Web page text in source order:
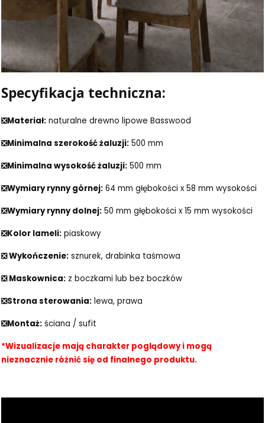
Specyfikacja techniczna:
❎Materiał: naturalne drewno lipowe Basswood
❎Minimalna szerokość żaluzji: 500 mm
❎Minimalna wysokość żaluzji: 500 mm
❎Wymiary rynny górnej: 64 mm głębokości x 58 mm wysokości
❎Wymiary rynny dolnej: 50 mm głębokości x 15 mm wysokości
❎Kolor lameli: piaskowy
❎ Wykończenie: sznurek, drabinka taśmowa
❎ Maskownica: z boczkami lub bez boczków
❎Strona sterowania: lewa, prawa
❎Montaż: ściana / sufit
*Wizualizacje mają charakter poglądowy i mogą
nieznacznie różnić się od finalnego produktu.